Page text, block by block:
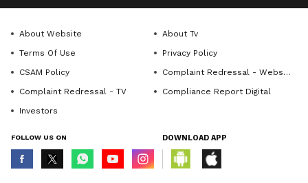
About Website
About Tv
Terms Of Use
Privacy Policy
CSAM Policy
Complaint Redressal - Website
Complaint Redressal - TV
Compliance Report Digital
Investors
FOLLOW US ON DOWNLOAD APP